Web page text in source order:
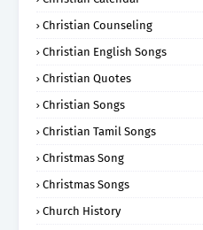
Christian Counseling
Christian English Songs
Christian Quotes
Christian Songs
Christian Tamil Songs
Christmas Song
Christmas Songs
Church History